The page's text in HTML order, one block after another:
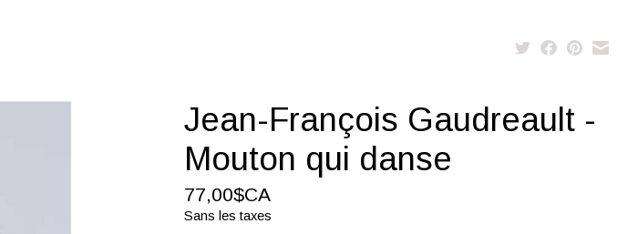
Jean-François Gaudreault -
Mouton qui danse
77,00$CA
Sans les taxes